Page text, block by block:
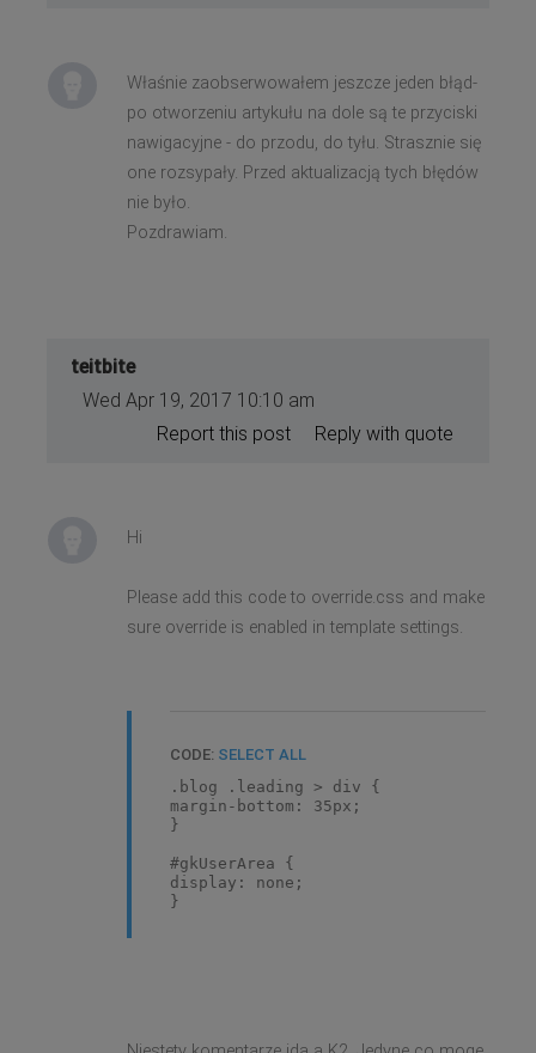
Właśnie zaobserwowałem jeszcze jeden błąd-
po otworzeniu artykułu na dole są te przyciski
nawigacyjne - do przodu, do tyłu. Strasznie się
one rozsypały. Przed aktualizacją tych błędów
nie było.
Pozdrawiam.
teitbite
Wed Apr 19, 2017 10:10 am
Reply with quote
Report this post
Hi
Please add this code to override.css and make
sure override is enabled in template settings.
CODE: SELECT ALL
.blog .leading > div {
margin-bottom: 35px;
}
#gkUserArea {
display: none;
}